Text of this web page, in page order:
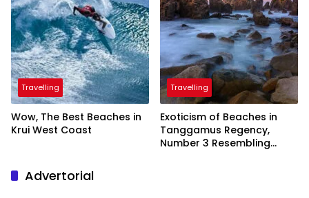
Travelling
Wow, The Best Beaches in
Krui West Coast
Travelling
Exoticism of Beaches in
Tanggamus Regency,
Number 3 Resembling
Advertorial